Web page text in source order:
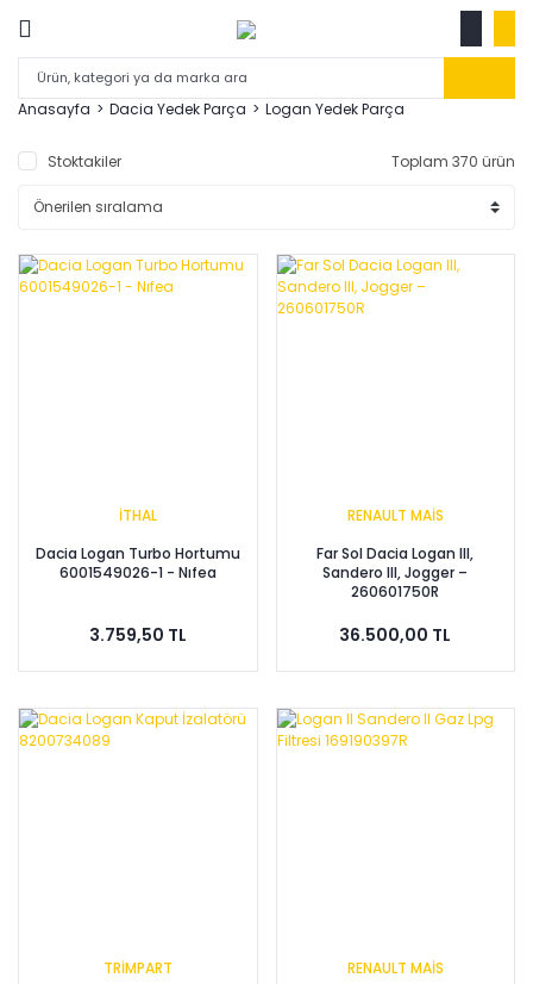
Anasayfa Dacia Yedek Parça Logan Yedek Parça
Stoktakiler Toplam 370 ürün
İTHAL
Dacia Logan Turbo Hortumu
6001549026-1 - Nıfea
3.759,50 TL
RENAULT MAİS
Far Sol Dacia Logan III,
Sandero III, Jogger –
260601750R
36.500,00 TL
TRİMPART
RENAULT MAİS